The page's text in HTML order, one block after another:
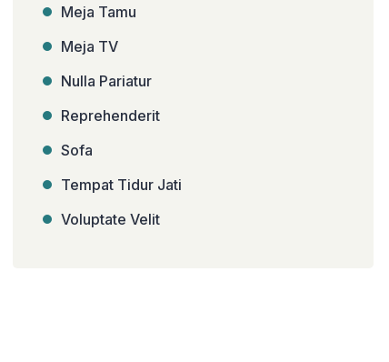
Meja Tamu
Meja TV
Nulla Pariatur
Reprehenderit
Sofa
Tempat Tidur Jati
Voluptate Velit